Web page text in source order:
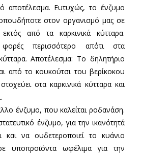
αποτέλεσμα. Ευτυχώς, το ένζυμο
στον οργανισμό μας σε
από τα καρκινικά κύτταρα.
περισσότερο απ΄ότι στα
Αποτέλεσμα: Το δηλητήριο
από το κουκούτσι του βερίκοκου
στα καρκινικά κύτταρα και
ένζυμο, που καλείται ροδανάση.
ένζυμο, για την ικανότητά
και να ουδετεροποιεί το κυάνιο
υποπροϊόντα ωφέλιμα για την